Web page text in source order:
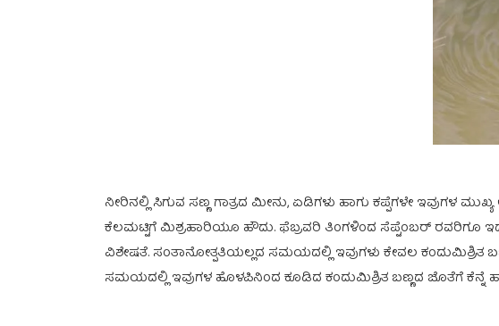
ನೀರಿನಲ್ಲಿ ಸಿಗುವ ಸಣ್ಣ ಗಾತ್ರದ ಮೀನು, ಏಡಿಗಳು ಹಾಗು ಕಪ್ಪೆಗಳೇ ಇವುಗಳ
ಕೆಲಮಟ್ಟಿಗೆ ಮಿಶ್ರಹಾರಿಯೂ ಹೌದು. ಫೆಬ್ರವರಿ ತಿಂಗಳಿಂದ ಸೆಪ್ಟೆಂಬರ್ ರವರಿಗೂ
ವಿಶೇಷತೆ. ಸಂತಾನೋತ್ಪತಿಯಲ್ಲದ ಸಮಯದಲ್ಲಿ ಇವುಗಳು ಕೇವಲ ಕಂದುಮಿಶ್ರಿತ
ಸಮಯದಲ್ಲಿ ಇವುಗಳ ಹೊಳಪಿನಿಂದ ಕೂಡಿದ ಕಂದುಮಿಶ್ರಿತ ಬಣ್ಣದ ಜೊತೆಗೆ